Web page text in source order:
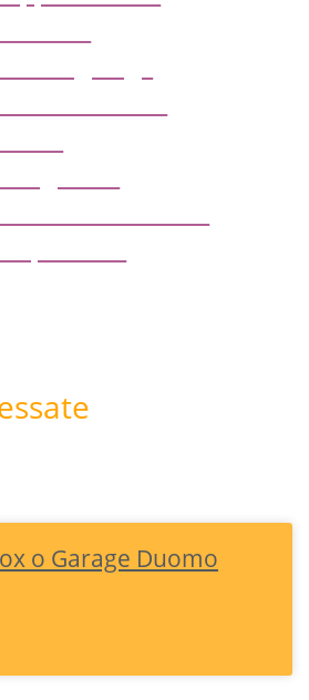
o Garage Duomo